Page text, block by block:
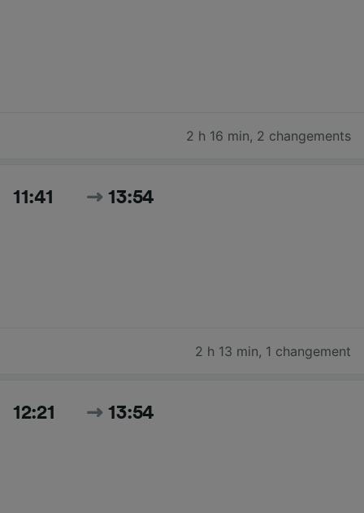
2 h 16 min, 2 changements
11:41 13:54
2 h 13 min, 1 changement
12:21 13:54